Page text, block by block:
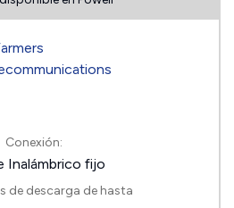
Conexión:
Inalámbrico fijo
de descarga de hasta